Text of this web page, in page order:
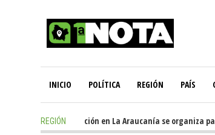
INICIO POLÍTICA REGIÓN PAÍS
REGIÓN
13 hours ago - Oposición en La Araucanía se organiza